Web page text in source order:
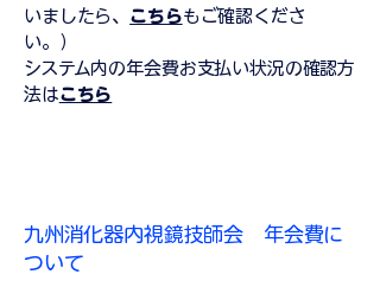
いましたら、 こちらもご確認くださ
い。）
システム内の年会費お支払い状況の確認方
法はこちら
九州消化器内視鏡技師会 年会費に
ついて